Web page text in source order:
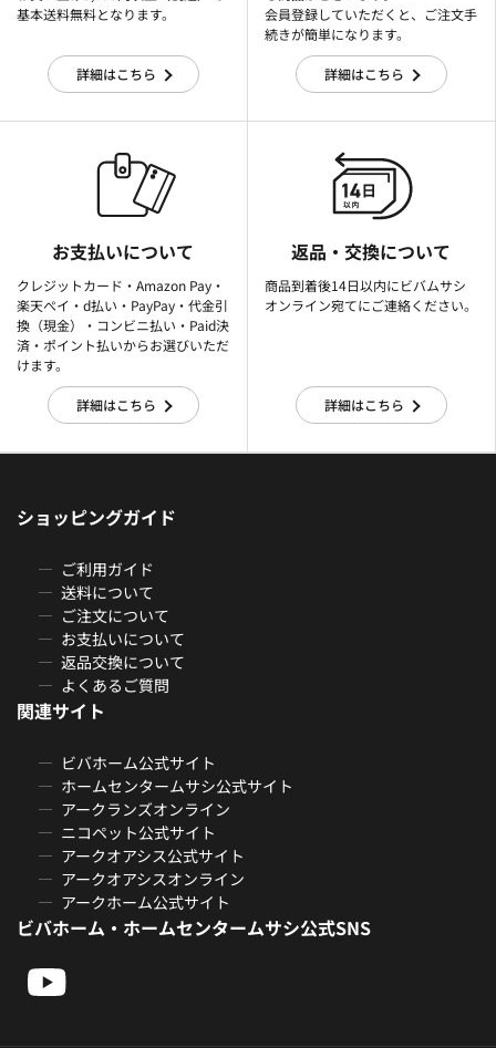
基本送料無料となります。
詳細はこちら
会員登録していただくと、ご注文手
続きが簡単になります。
詳細はこちら
お支払いについて
クレジットカード・Amazon Pay・
楽天ぺイ・d払い・PayPay・代金引
換（現金）・コンビニ払い・Paid決
済・ポイント払いからお選びいただ
けます。
詳細はこちら
返品・交換について
商品到着後14日以内にビバムサシ
オンライン宛てにご連絡ください。
詳細はこちら
ショッピングガイド
ご利用ガイド
送料について
ご注文について
お支払いについて
返品交換について
よくあるご質問
関連サイト
ビバホーム公式サイト
ホームセンタームサシ公式サイト
アークランズオンライン
ニコペット公式サイト
アークオアシス公式サイト
アークオアシスオンライン
アークホーム公式サイト
ビバホーム・ホームセンタームサシ公式SNS